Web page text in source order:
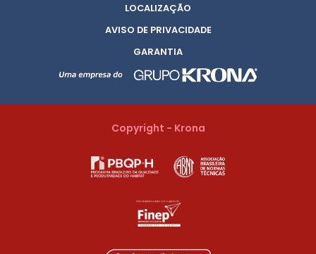
LOCALIZAÇÃO
AVISO DE PRIVACIDADE
GARANTIA
Copyright - Krona